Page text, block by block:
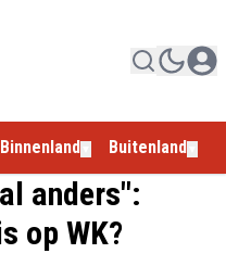
Binnenland Buitenland
anders":
op WK?